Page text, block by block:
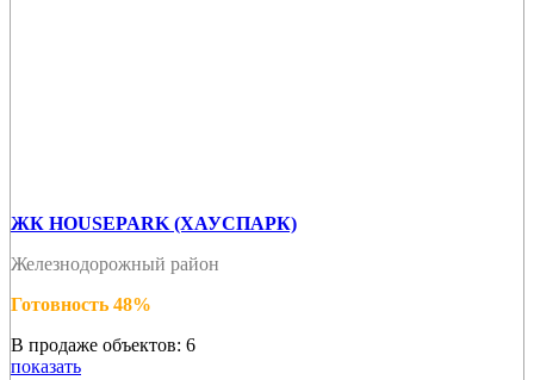
ЖК HOUSEPARK (ХАУСПАРК)
Железнодорожный район
Готовность 48%
В продаже объектов: 6
показать